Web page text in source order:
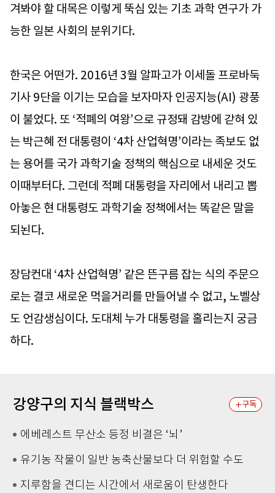
겨봐야 할 대목은 이렇게 뚝심 있는 기초 과학 연구가 가
능한 일본 사회의 분위기다.
한국은 어떤가. 2016년 3월 알파고가 이세돌 프로바둑
기사 9단을 이기는 모습을 보자마자 인공지능(AI) 광풍
이 불었다. 또 ‘적폐의 여왕’으로 규정돼 감방에 갇혀 있
는 박근혜 전 대통령이 ‘4차 산업혁명’이라는 족보도 없
는 용어를 국가 과학기술 정책의 핵심으로 내세운 것도
이때부터다. 그런데 적폐 대통령을 자리에서 내리고 뽑
아놓은 현 대통령도 과학기술 정책에서는 똑같은 말을
되뇐다.
장담컨대 ‘4차 산업혁명’ 같은 뜬구름 잡는 식의 주문으
로는 결코 새로운 먹을거리를 만들어낼 수 없고, 노벨상
도 언감생심이다. 도대체 누가 대통령을 홀리는지 궁금
하다.
강양구의 지식 블랙박스 구독
에베레스트 무산소 등정 비결은 ‘뇌’
유기농 작물이 일반 농축산물보다 더 위험할 수도
지루함을 견디는 시간에서 새로움이 탄생한다